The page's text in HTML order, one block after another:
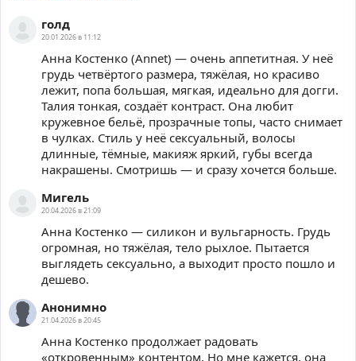
голд
20.01.2026 в 11:12
Анна Костенко (Annet) — очень аппетитная. У неё
грудь четвёртого размера, тяжёлая, но красиво
лежит, попа большая, мягкая, идеально для догги.
Талия тонкая, создаёт контраст. Она любит
кружевное бельё, прозрачные топы, часто снимает
в чулках. Стиль у неё сексуальный, волосы
длинные, тёмные, макияж яркий, губы всегда
накрашены. Смотришь — и сразу хочется больше.
Мигель
20.04.2026 в 21:09
Анна Костенко — силикон и вульгарность. Грудь
огромная, но тяжёлая, тело рыхлое. Пытается
выглядеть сексуально, а выходит просто пошло и
дешево.
Анонимно
21.04.2026 в 20:45
Анна Костенко продолжает радовать
«откровенным» контентом. Но мне кажется, она